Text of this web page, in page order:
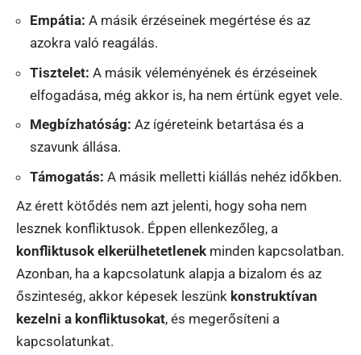
Empátia: A másik érzéseinek megértése és az
azokra való reagálás.
Tisztelet: A másik véleményének és érzéseinek
elfogadása, még akkor is, ha nem értünk egyet vele.
Megbízhatóság: Az ígéreteink betartása és a
szavunk állása.
Támogatás: A másik melletti kiállás nehéz időkben.
Az érett kötődés nem azt jelenti, hogy soha nem
lesznek konfliktusok. Éppen ellenkezőleg, a
konfliktusok elkerülhetetlenek minden kapcsolatban.
Azonban, ha a kapcsolatunk alapja a bizalom és az
őszinteség, akkor képesek leszünk konstruktívan
kezelni a konfliktusokat, és megerősíteni a
kapcsolatunkat.